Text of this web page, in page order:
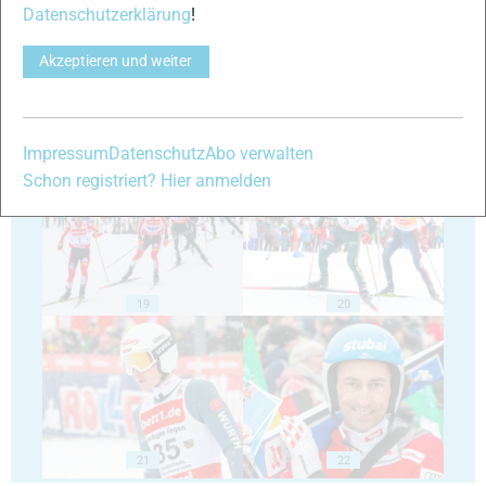
17
19 20
21 22
Datenschutzerklärung!
Akzeptieren und weiter
Impressum DatenschutzAbo verwalten
Schon registriert? Hier anmelden